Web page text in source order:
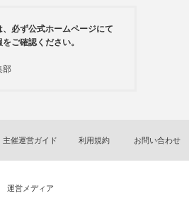
、必ず公式ホームページにて
ご確認ください。
部
主催運営ガイド 利用規約 お問い合わせ
運営メディア